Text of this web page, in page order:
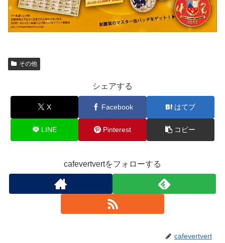
その他
シェアする
X Facebook はてブ
LINE Pinterest コピー
cafevertvertをフォローする
cafevertvert